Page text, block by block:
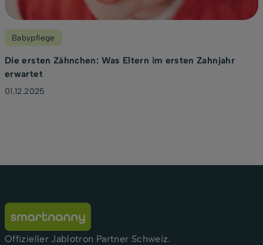
Babypflege
Die ersten Zähnchen: Was Eltern im ersten Zahnjahr
erwartet
01.12.2025
Offizieller Jablotron Partner Schweiz.